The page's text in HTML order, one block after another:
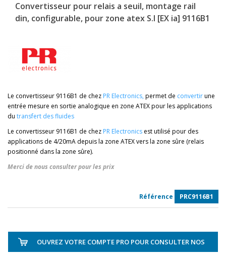
Convertisseur pour relais a seuil, montage rail
din, configurable, pour zone atex S.I [EX ia] 9116B1
Le convertisseur 9116B1 de chez PR Electronics, permet de convertirune
entrée mesure en sortie analogique en zone ATEX pour les applications
du transfert des fluides
Le convertisseur 9116B1 de chez PR Electronics est utilisé pour des
applications de 4/20mA depuis la zone ATEX vers la zone sûre (relais
positionné dans la zone sûre).
Merci de nous consulter pour les prix
Référence PRC9116B1
OUVREZ VOTRE COMPTE PRO POUR CONSULTER NOS